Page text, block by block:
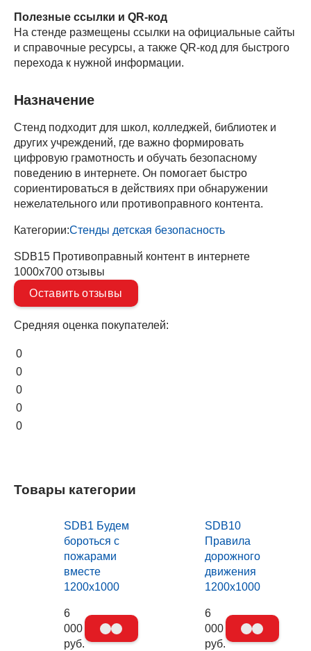
Полезные ссылки и QR-код
На стенде размещены ссылки на официальные сайты
и справочные ресурсы, а также QR-код для быстрого
перехода к нужной информации.
Назначение
Стенд подходит для школ, колледжей, библиотек и
других учреждений, где важно формировать
цифровую грамотность и обучать безопасному
поведению в интернете. Он помогает быстро
сориентироваться в действиях при обнаружении
нежелательного или противоправного контента.
Категории:Стенды детская безопасность
SDB15 Противоправный контент в интернете
1000х700 отзывы
Оставить отзывы
Средняя оценка покупателей:
0
0
0
0
0
Товары категории
SDB1 Будем
бороться с
пожарами
вместе
1200х1000
6
000
руб.
SDB10
Правила
дорожного
движения
1200х1000
6
000
руб.